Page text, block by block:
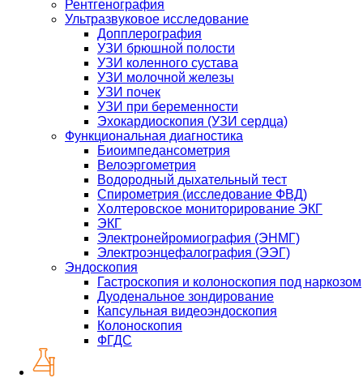
Рентгенография
Ультразвуковое исследование
Допплерография
УЗИ брюшной полости
УЗИ коленного сустава
УЗИ молочной железы
УЗИ почек
УЗИ при беременности
Эхокардиоскопия (УЗИ сердца)
Функциональная диагностика
Биоимпедансометрия
Велоэргометрия
Водородный дыхательный тест
Спирометрия (исследование ФВД)
Холтеровское мониторирование ЭКГ
ЭКГ
Электронейромиография (ЭНМГ)
Электроэнцефалография (ЭЭГ)
Эндоскопия
Гастроскопия и колоноскопия под наркозом
Дуоденальное зондирование
Капсульная видеоэндоскопия
Колоноскопия
ФГДС